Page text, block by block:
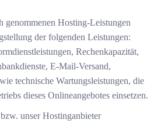
genommenen Hosting-Leistungen
der folgenden Leistungen:
Rechenkapazität,
E-Mail-Versand,
technische Wartungsleistungen, die
dieses Onlineangebotes einsetzen.
unser Hostinganbieter